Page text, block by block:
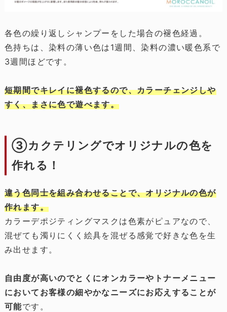
各色の繰り返しシャンプーをした場合の褪色経過。
色持ちは、染料の薄い色は1週間、染料の濃い暖色系で
3週間ほどです。
短期間でキレイに褪色するので、カラーチェンジしや
すく、まさに色で遊べます。
③カクテリングでオリジナルの色を
作れる！
違う色同士を組み合わせることで、オリジナルの色が
作れます。
カラーデポジティングマスクは色素がピュアなので、
混ぜても濁りにくく絵具を混ぜる感覚で好きな色を生
み出せます。
自由度が高いのでとくにオンカラーやトナーメニュー
においてお客様の細やかなニーズにお応えすることが
可能です。